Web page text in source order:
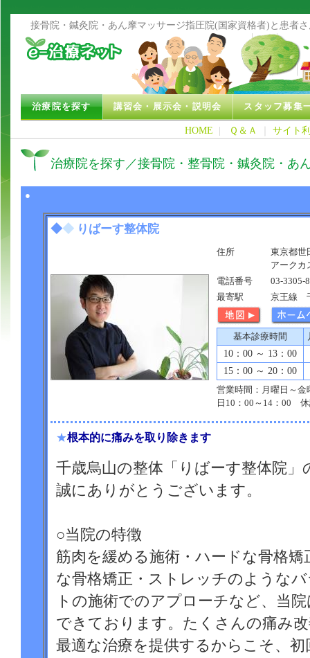
接骨院・鍼灸院・あん摩マッサージ指圧院(国家資格者)と患者
治療院を探す 講習会・展示会・説明会 スタッフ募集
HOME | Ｑ＆Ａ サイト
治療院を探す／接骨院・整骨院・鍼灸院・あ
●
◆◆りばーす整体院
住所
東京都世
アークカ
電話番号
03-3305-
最寄駅
京王線
基本診療時間
10：00 ～ 13：00
15：00 ～ 20：00
営業時間：月曜日～
日10：00～14：00
★根本的に痛みを取り除きます
千歳烏山の整体「りばーす整体院
誠にありがとうございます。
○当院の特徴
筋肉を緩める施術・ハードな骨格
な骨格矯正・ストレッチのような
トの施術でのアプローチなど、当
できております。たくさんの痛み
最適な治療を提供するからこそ、